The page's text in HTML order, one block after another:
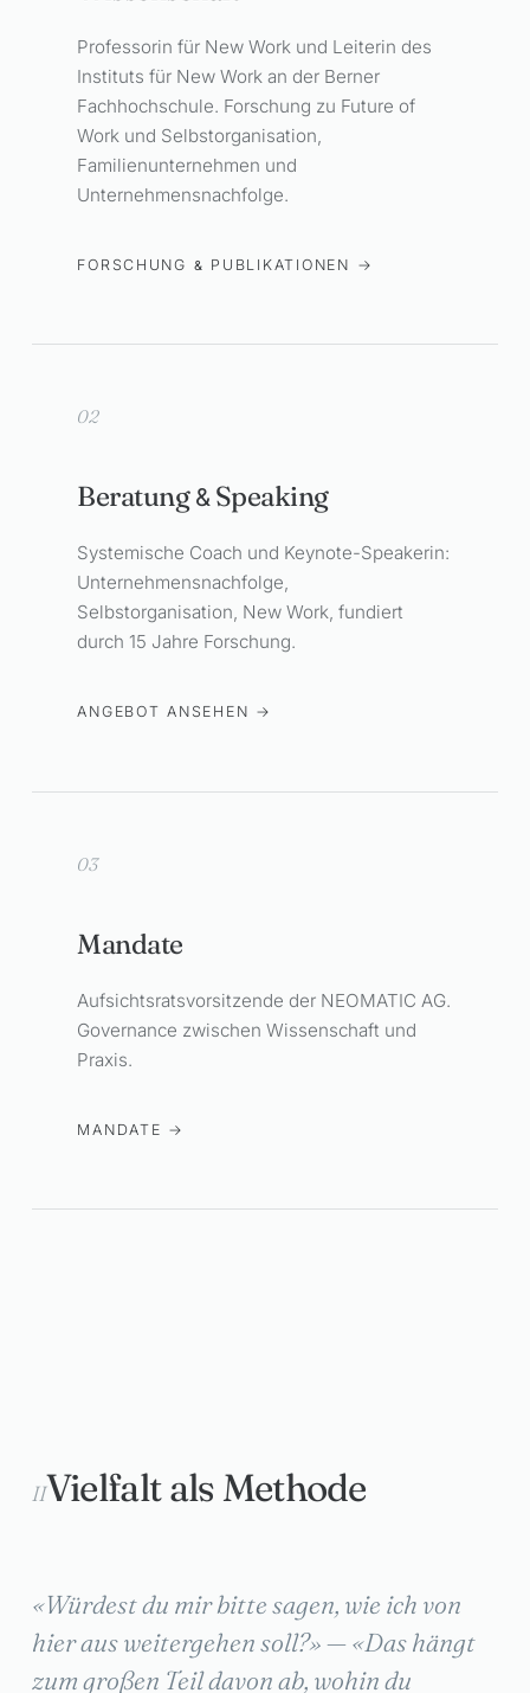
Professorin für New Work und Leiterin des
Instituts für New Work an der Berner
Fachhochschule. Forschung zu Future of
Work und Selbstorganisation,
Familienunternehmen und
Unternehmensnachfolge.
FORSCHUNG & PUBLIKATIONEN →
02
Beratung &Speaking
Systemische Coach und Keynote-Speakerin:
Unternehmensnachfolge,
Selbstorganisation, New Work, fundiert
durch 15 Jahre Forschung.
ANGEBOT ANSEHEN →
03
Mandate
Aufsichtsratsvorsitzende der NEOMATIC AG.
Governance zwischen Wissenschaft und
Praxis.
MANDATE →
IIVielfalt als Methode
«Würdest du mir bitte sagen, wie ich von
hier aus weitergehen soll?» — «Das hängt
zum großen Teil davon ab, wohin du